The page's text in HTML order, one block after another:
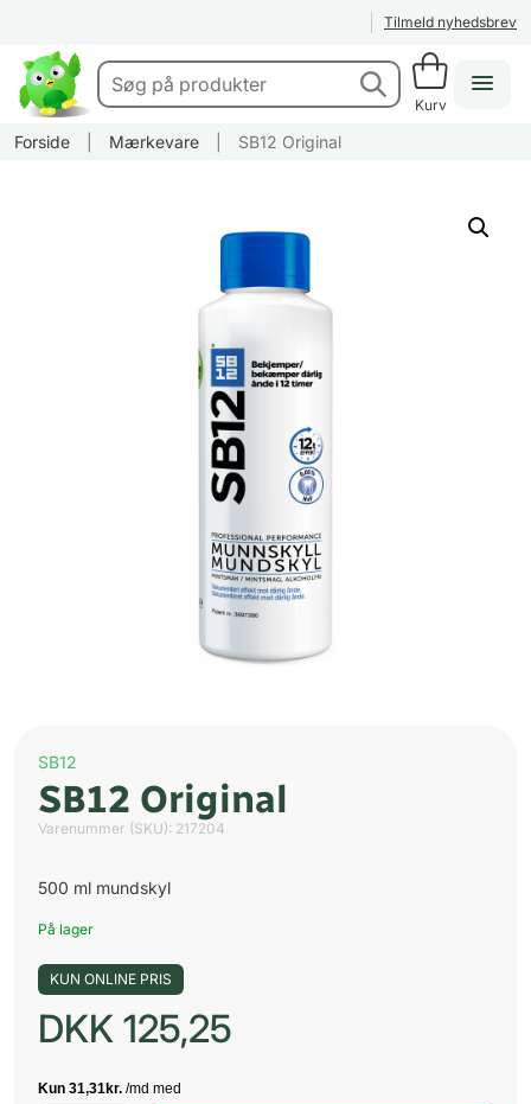
Tilmeld nyhedsbrev
Kurv
Forside Mærkevare SB12 Original
SB12
SB12 Original
Varenummer (SKU): 217204
500 ml mundskyl
På lager
KUN ONLINE PRIS
DKK 125,25